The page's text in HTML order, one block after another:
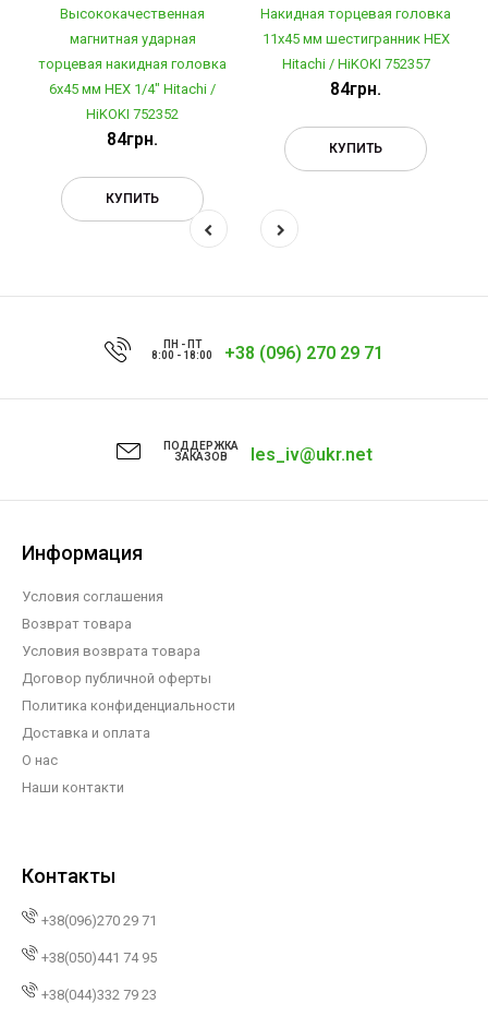
Высококачественная
магнитная ударная
торцевая накидная головка
6x45 мм HEX 1/4" Hitachi /
HiKOKI 752352
84грн.
КУПИТЬ
Накидная торцевая головка
11х45 мм шестигранник HEX
Hitachi / HiKOKI 752357
84грн.
КУПИТЬ
ПН - ПТ
8:00 - 18:00
+38 (096) 270 29 71
ПОДДЕРЖКА
ЗАКАЗОВ
les_iv@ukr.net
Информация
Условия соглашения
Возврат товара
Условия возврата товара
Договор публичной оферты
Политика конфиденциальности
Доставка и оплата
О нас
Наши контакти
Контакты
+38(096)270 29 71
+38(050)441 74 95
+38(044)332 79 23